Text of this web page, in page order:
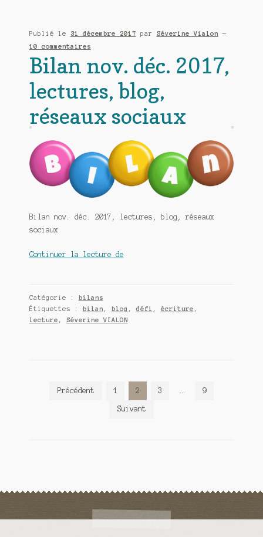
2018
Publié le 31 décembre 2017 par Séverine Vialon
—
10 commentaires
Bilan nov. déc. 2017,
lectures, blog,
réseaux sociaux
Bilan nov. déc. 2017, lectures, blog, réseaux
sociaux
Continuer la lecture deBilan
lectures,
blog,
Catégorie :
bilans
Étiquettes :
bilan , blog , défi , écriture ,
lecture , Séverine VIALON
Navigation
Précédent 1 2 3 9
Suivant